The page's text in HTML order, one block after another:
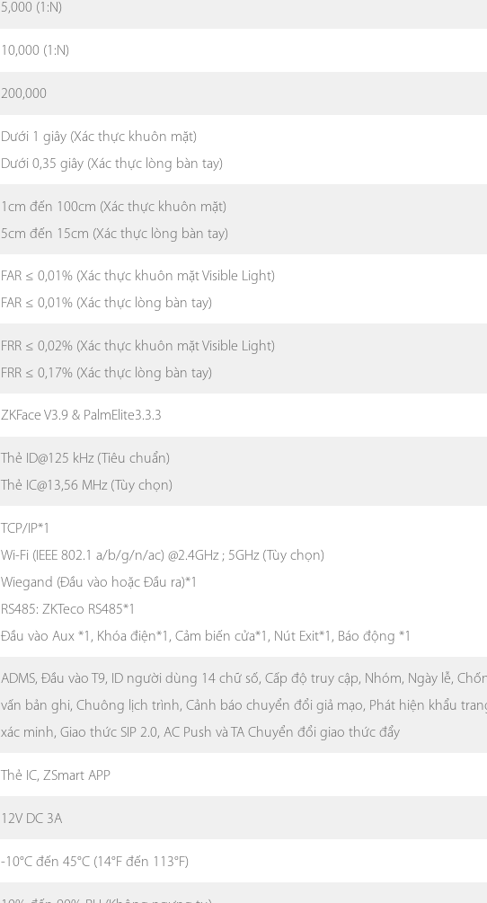
5,000 (1:N)
10,000 (1:N)
200,000
Dưới 1 giây (Xác thực khuôn mặt)
Dưới 0,35 giây (Xác thực lòng bàn tay)
1cm đến 100cm (Xác thực khuôn mặt)
5cm đến 15cm (Xác thực lòng bàn tay)
FAR ≤ 0,01% (Xác thực khuôn mặt Visible Light)
FAR ≤ 0,01% (Xác thực lòng bàn tay)
FRR ≤ 0,02% (Xác thực khuôn mặt Visible Light)
FRR ≤ 0,17% (Xác thực lòng bàn tay)
ZKFace V3.9 & PalmElite3.3.3
Thẻ ID@125 kHz (Tiêu chuẩn)
Thẻ IC@13,56 MHz (Tùy chọn)
TCP/IP*1
Wi-Fi (IEEE 802.1 a/b/g/n/ac) @2.4GHz ; 5GHz (Tùy chọn)
Wiegand (Đầu vào hoặc Đầu ra)*1
RS485: ZKTeco RS485*1
Đầu vào Aux *1, Khóa điện*1, Cảm biến cửa*1, Nút Exit*1, Báo động *1
ADMS, Đầu vào T9, ID người dùng 14 chữ số, Cấp độ truy cập, Nhóm, Ngày lễ,
vấn bản ghi, Chuông lịch trình, Cảnh báo chuyển đổi giả mạo, Phát hiện khẩu
xác minh, Giao thức SIP 2.0, AC Push và TA Chuyển đổi giao thức đẩy
Thẻ IC, ZSmart APP
12V DC 3A
-10°C đến 45°C (14°F đến 113°F)